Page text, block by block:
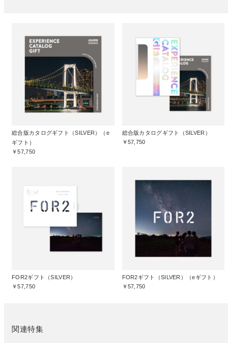
総合版カタログギフト（SILVER）（e
ギフト）
￥57,750
総合版カタログギフト（SILVER）
￥57,750
FOR2ギフト（SILVER）
￥57,750
FOR2ギフト（SILVER）（eギフト）
￥57,750
関連特集